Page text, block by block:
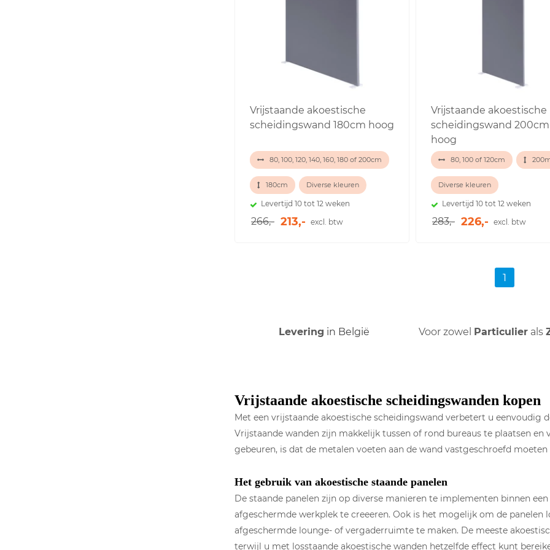
Vrijstaande akoestische
scheidingswand 180cm hoog
80, 100, 120, 140, 160, 180 of 200cm
180cm Diverse kleuren
Levertijd 10 tot 12 weken
266,- 213,- excl. btw
Vrijstaande akoestische
scheidingswand 200cm
hoog
80, 100 of 120cm
Diverse kleuren
Levertijd 10 tot 12 weken
283,- 226,- excl. btw
1
Levering in België Voor zowel Particulierals
Vrijstaande akoestische scheidingswanden kopen
Met een vrijstaande akoestische scheidingswand verbetert u eenvoudig
Vrijstaande wanden zijn makkelijk tussen of rond bureaus te plaatsen
gebeuren, is dat de metalen voeten aan de wand vastgeschroefd moeten
Het gebruik van akoestische staande panelen
De staande panelen zijn op diverse manieren te implementen binnen
afgeschermde werkplek te creeeren. Ook is het mogelijk om de panelen
afgeschermde lounge- of vergaderruimte te maken. De meeste
terwijl u met losstaande akoestische wanden hetzelfde effect kunt